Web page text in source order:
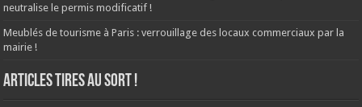
neutralise le permis modificatif !
Meublés de tourisme à Paris : verrouillage des locaux commerciaux par la
mairie !
ARTICLES TIRES AU SORT !